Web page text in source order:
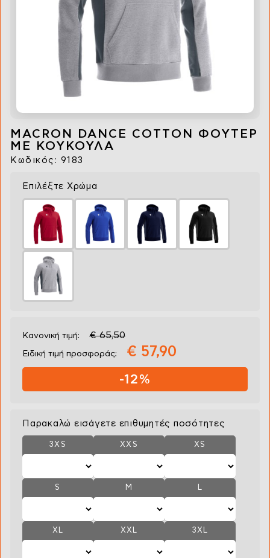
MACRON DANCE COTTON ΦΟΥΤΕΡ
ΜΕ ΚΟΥΚΟΥΛΑ
Κωδικός: 9183
Επιλέξτε Χρώμα
Κανονική τιμή: € 65,50
Ειδική τιμή προσφοράς: € 57,90
-12%
Παρακαλώ εισάγετε επιθυμητές ποσότητες
3XS XXS XS
S M L
XL XXL 3XL